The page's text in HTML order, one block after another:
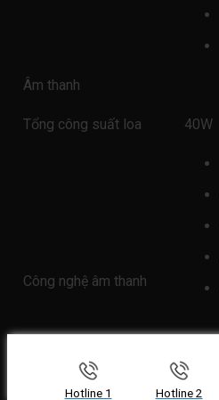
Âm thanh
Tổng công suất loa 40W
Công nghệ âm thanh
Hotline 1 Hotline 2